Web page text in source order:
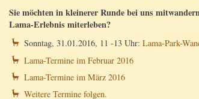
Sie möchten in kleinerer Runde bei uns
Lama-Erlebnis miterleben?
Sonntag, 31.01.2016, 11 -13 Uhr: Lama-Park-
Lama-Termine im Februar 2016
Lama-Termine im März 2016
Weitere Termine folgen.